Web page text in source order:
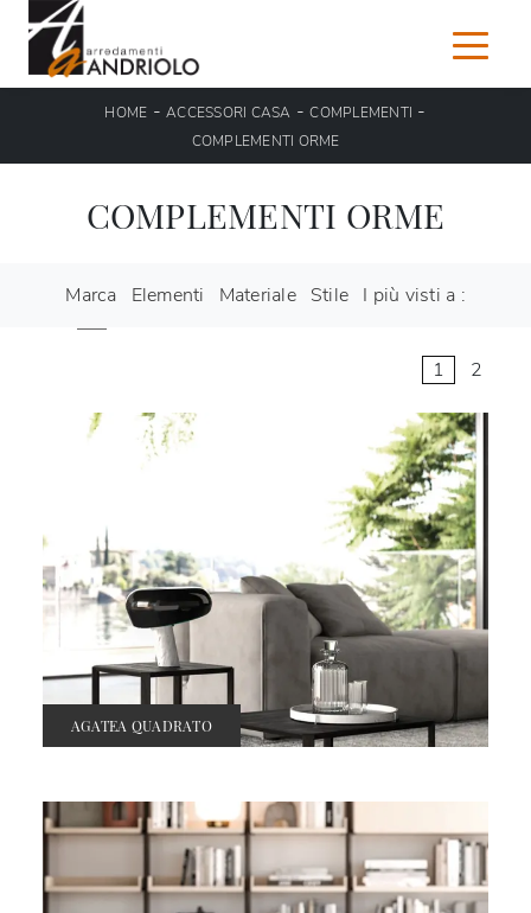
HOME -ACCESSORI CASA -COMPLEMENTI -
COMPLEMENTI ORME
COMPLEMENTI ORME
Marca Elementi Materiale Stile I più visti a :
1 2
AGATEA QUADRATO